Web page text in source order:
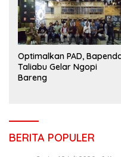
Optimalkan PAD,
Taliabu Gelar Ngopi
Bareng
BERITA POPULER